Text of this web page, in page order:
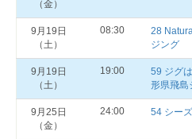
（金）
9月19日
（土）
08:30
28
ジング
9月19日
（土）
19:00
59 ジグ
形県飛島
9月25日
（金）
24:00 54 シー